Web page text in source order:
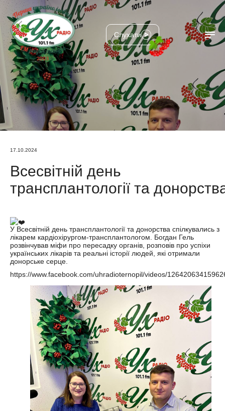
Слухати
17.10.2024
Всесвітній день
трансплантології та
У Всесвітній день трансплантології та донорства спілкувались з
лікарем кардіохірургом-трансплантологом. Богдан Гель
розвінчував міфи про пересадку органів, розповів про успіхи
українських лікарів та реальні історії людей, які отримали
донорське серце.
https://www.facebook.com/uhradioternopil/videos/